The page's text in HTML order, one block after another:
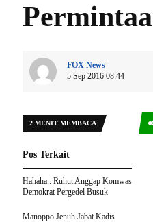
FOX News
5 Sep 2016 08:44
2 MENIT MEMBACA
Pos Terkait
Hahaha.. Ruhut Anggap Komwas
Demokrat Pergedel Busuk
Manoppo Jenuh Jabat Kadis